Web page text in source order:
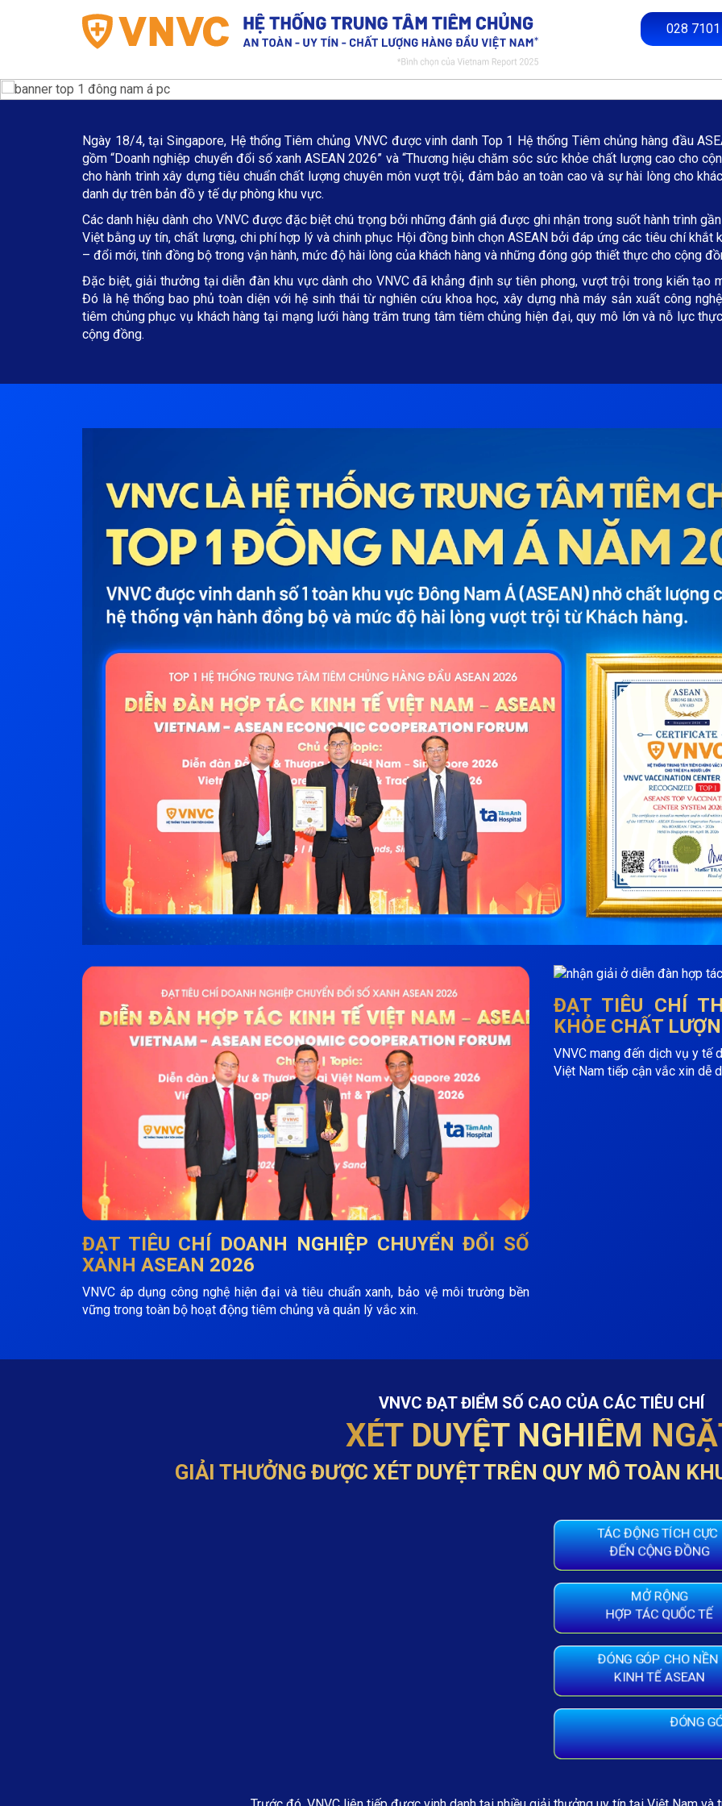
028
Ngày 18/4, tại Singapore, Hệ thống Tiêm chủng VNVC được vinh danh Top 1 Hệ thống Tiêm chủng hàng đầu
gồm “Doanh nghiệp chuyển đổi số xanh ASEAN 2026” và “Thương hiệu chăm sóc sức khỏe chất lượng cao cho
cho hành trình xây dựng tiêu chuẩn chất lượng chuyên môn vượt trội, đảm bảo an toàn cao và sự hài lòng cho
danh dự trên bản đồ y tế dự phòng khu vực.
Các danh hiệu dành cho VNVC được đặc biệt chú trọng bởi những đánh giá được ghi nhận trong suốt hành trình
Việt bằng uy tín, chất lượng, chi phí hợp lý và chinh phục Hội đồng bình chọn ASEAN bởi đáp ứng các tiêu chí khắt
– đổi mới, tính đồng bộ trong vận hành, mức độ hài lòng của khách hàng và những đóng góp thiết thực cho cộng
Đặc biệt, giải thưởng tại diễn đàn khu vực dành cho VNVC đã khẳng định sự tiên phong, vượt trội trong kiến tạo
Đó là hệ thống bao phủ toàn diện với hệ sinh thái từ nghiên cứu khoa học, xây dựng nhà máy sản xuất công
tiêm chủng phục vụ khách hàng tại mạng lưới hàng trăm trung tâm tiêm chủng hiện đại, quy mô lớn và nỗ lực
cộng đồng.
ĐẠT TIÊU CHÍ DOANH NGHIỆP CHUYỂN ĐỔI SỐ
XANH ASEAN 2026
VNVC áp dụng công nghệ hiện đại và tiêu chuẩn xanh, bảo vệ môi trường bền
vững trong toàn bộ hoạt động tiêm chủng và quản lý vắc xin.
ĐẠT TIÊU CHÍ
KHỎE CHẤT
VNVC mang đến dịch vụ y tế
Việt Nam tiếp cận vắc xin dễ
VNVC ĐẠT ĐIỂM SỐ CAO CỦA CÁC TIÊU CHÍ
XÉT DUYỆT NGHIÊM
GIẢI THƯỞNG ĐƯỢC XÉT DUYỆT TRÊN QUY MÔ TOÀN
TÁC ĐỘNG TÍCH CỰC
ĐẾN CỘNG ĐỒNG
MỞ RỘNG
HỢP TÁC QUỐC TẾ
ĐÓNG GÓP CHO NỀN
KINH TẾ ASEAN
ĐÓNG